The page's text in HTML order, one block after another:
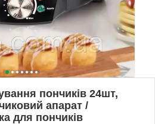
пончиків 24шт,
апарат /
для пончиків